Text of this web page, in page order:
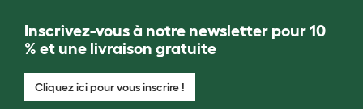
Inscrivez-vous à notre newsletter pour 10
% et une livraison gratuite
Cliquez ici pour vous inscrire !